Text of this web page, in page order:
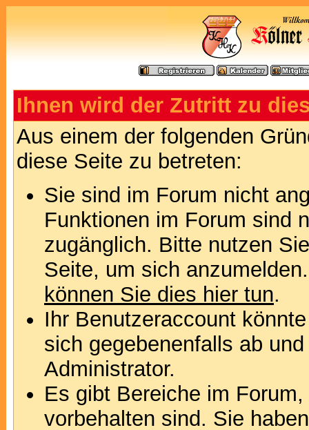
Ihnen wird der Zutritt zu
Aus einem der folgenden
diese Seite zu betreten:
Sie sind im Forum nicht
Funktionen im Forum sind
zugänglich. Bitte nutzen
Seite, um sich
können Sie dies hier tun.
Ihr Benutzeraccount
sich gegebenenfalls ab
Administrator.
Es gibt Bereiche im
vorbehalten sind. Sie